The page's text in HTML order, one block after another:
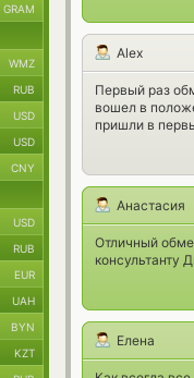
Alex
Первый раз
вошел в
пришли в
Анастасия
Отличный
консультанту
Елена
GRAM
WMZ
RUB
USD
USD
CNY
USD
RUB
EUR
UAH
BYN
KZT